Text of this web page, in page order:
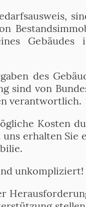
des
sind von
verantwortlich.
Kosten
erhalten Sie
unkompliziert!